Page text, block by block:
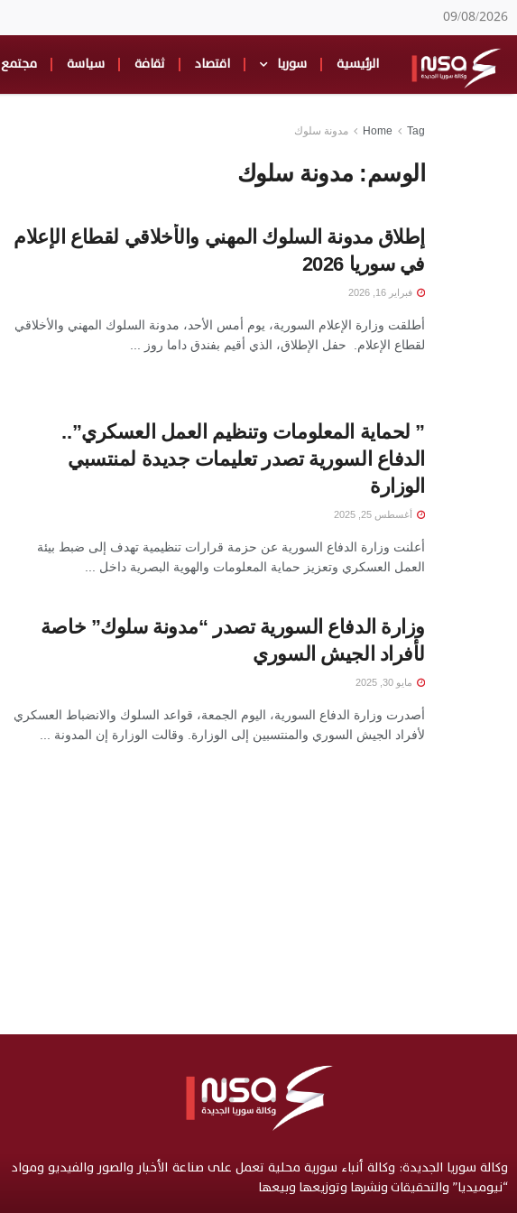
09/08/2026
الرئيسية سوريا اقتصاد ثقافة سياسة مجتمع
Home Tag مدونة سلوك
الوسم: مدونة سلوك
إطلاق مدونة السلوك المهني والأخلاقي لقطاع الإعلام
في سوريا 2026
فبراير 16, 2026
أطلقت وزارة الإعلام السورية، يوم أمس الأحد، مدونة السلوك المهني والأخلاقي
لقطاع الإعلام. حفل الإطلاق، الذي أقيم بفندق داما روز ...
” لحماية المعلومات وتنظيم العمل العسكري”..
الدفاع السورية تصدر تعليمات جديدة لمنتسبي
الوزارة
أغسطس 25, 2025
أعلنت وزارة الدفاع السورية عن حزمة قرارات تنظيمية تهدف إلى ضبط بيئة
العمل العسكري وتعزيز حماية المعلومات والهوية البصرية داخل ...
وزارة الدفاع السورية تصدر “مدونة سلوك” خاصة
لأفراد الجيش السوري
مايو 30, 2025
أصدرت وزارة الدفاع السورية، اليوم الجمعة، قواعد السلوك والانضباط العسكري
لأفراد الجيش السوري والمنتسبين إلى الوزارة. وقالت الوزارة إن المدونة ...
وكالة سوريا الجديدة: وكالة أنباء سورية محلية تعمل على صناعة الأخبار والصور والفيديو ومواد
“نيوميديا” والتحقيقات ونشرها وتوزيعها وبيعها